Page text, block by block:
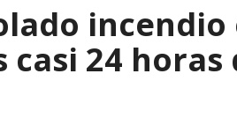
24 horas